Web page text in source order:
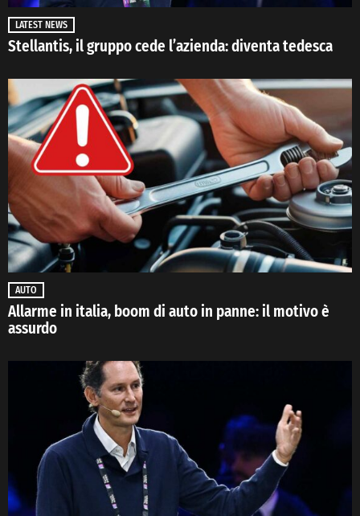
LATEST NEWS
Stellantis, il gruppo cede l’azienda: diventa tedesca
AUTO
Allarme in italia, boom di auto in panne: il motivo è
assurdo